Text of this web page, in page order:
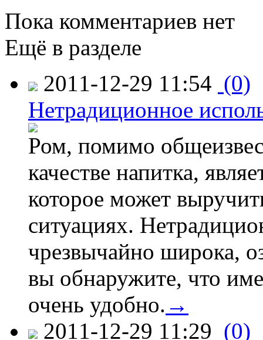
Пока комментариев нет
Ещё в разделе
2011-12-29 11:54 (0)
Нетрадиционное
Ром, помимо
качестве напитка,
которое может
ситуациях.
чрезвычайно широка,
вы обнаружите, что
очень удобно. →
2011-12-29 11:29 (0)